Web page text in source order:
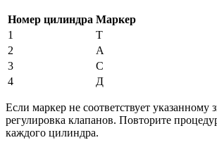
Номер цилиндра Маркер
1
Т
2
А
3
С
4
Д
Если маркер не соответствует указанному
регулировка клапанов. Повторите
каждого цилиндра.